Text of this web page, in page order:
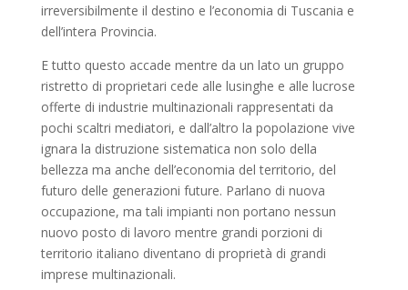
irreversibilmente il destino e l’economia di Tuscania e
dell’intera Provincia.
E tutto questo accade mentre da un lato un gruppo
ristretto di proprietari cede alle lusinghe e alle lucrose
offerte di industrie multinazionali rappresentati da
pochi scaltri mediatori, e dall’altro la popolazione vive
ignara la distruzione sistematica non solo della
bellezza ma anche dell’economia del territorio, del
futuro delle generazioni future. Parlano di nuova
occupazione, ma tali impianti non portano nessun
nuovo posto di lavoro mentre grandi porzioni di
territorio italiano diventano di proprietà di grandi
imprese multinazionali.